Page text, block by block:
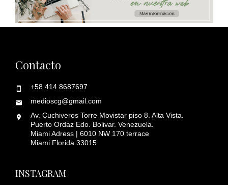
Contacto
+58 414 8687697
medioscg@gmail.com
Av. Cuchiveros Torre Movistar piso 8. Alta Vista.
Puerto Ordaz Edo. Bolivar. Venezuela.
Miami Adress | 6010 NW 170 terrace
Miami Florida 33015
INSTAGRAM